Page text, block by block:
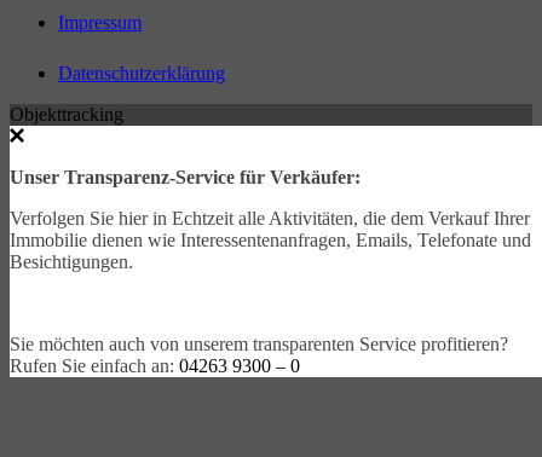
Impressum
Datenschutzerklärung
Objekttracking
Unser Transparenz-Service für Verkäufer:
Verfolgen Sie hier in Echtzeit alle Aktivitäten, die dem Verkauf Ihrer
Immobilie dienen wie Interessentenanfragen, Emails, Telefonate und
Besichtigungen.
Sie möchten auch von unserem transparenten Service profitieren?
Rufen Sie einfach an: 04263 9300 – 0